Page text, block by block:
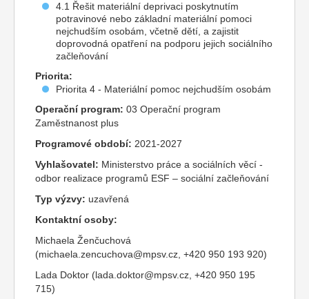
4.1 Řešit materiální deprivaci poskytnutím
potravinové nebo základní materiální pomoci
nejchudším osobám, včetně dětí, a zajistit
doprovodná opatření na podporu jejich sociálního
začleňování
Priorita:
Priorita 4 - Materiální pomoc nejchudším osobám
Operační program: 03 Operační program
Zaměstnanost plus
Programové období: 2021-2027
Vyhlašovatel: Ministerstvo práce a sociálních věcí -
odbor realizace programů ESF – sociální začleňování
Typ výzvy: uzavřená
Kontaktní osoby:
Michaela Ženčuchová
(michaela.zencuchova@mpsv.cz, +420 950 193 920)
Lada Doktor (lada.doktor@mpsv.cz, +420 950 195
715)